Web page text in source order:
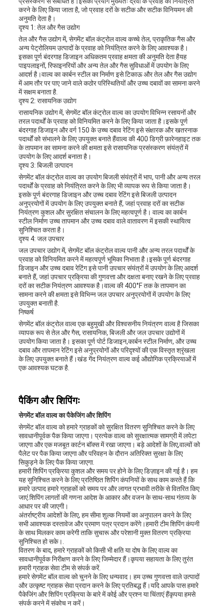
करने के लिए किया जाता है, जो प्रवाह दरों के सटीक और सटीक विनियमन की
अनुमति देता है।
दृश्य 1: तेल और गैस उद्योग
तेल और गैस उद्योग में, सेगमेंट बॉल कंट्रोल वाल्व कच्चे तेल, प्राकृतिक गैस और
अन्य पेट्रोलियम उत्पादों के प्रवाह को नियंत्रित करने के लिए आवश्यक है।
इसका पूर्ण बंदरगाह डिजाइन अधिकतम प्रवाह क्षमता की अनुमति देता हैयह
पाइपलाइनों, रिफाइनरियों और अन्य तेल और गैस सुविधाओं में उपयोग के लिए
आदर्श है।वाल्व का कार्बन स्टील का निर्माण इसे टिकाऊ और तेल और गैस उद्योग
में आम तौर पर पाए जाने वाले कठोर परिस्थितियों और उच्च दबावों का सामना करने
में सक्षम बनाता है.
दृश्य 2: रासायनिक उद्योग
रासायनिक उद्योग में, सेगमेंट बॉल कंट्रोल वाल्व का उपयोग विभिन्न रसायनों और
तरल पदार्थों के प्रवाह को विनियमित करने के लिए किया जाता है।इसके पूर्ण
बंदरगाह डिजाइन और वर्ग 150 के उच्च दबाव रेटिंग इसे संक्षारक और खतरनाक
पदार्थों को संभालने के लिए उपयुक्त बनाते हैंवाल्व की 400 डिग्री फ़ारेनहाइट तक
के तापमान का सामना करने की क्षमता इसे रासायनिक प्रसंस्करण संयंत्रों में
उपयोग के लिए आदर्श बनाता है।
दृश्य 3: बिजली उत्पादन
सेगमेंट बॉल कंट्रोल वाल्व का उपयोग बिजली संयंत्रों में भाप, पानी और अन्य तरल
पदार्थों के प्रवाह को नियंत्रित करने के लिए भी व्यापक रूप से किया जाता है।
इसके पूर्ण बंदरगाह डिजाइन और उच्च दबाव रेटिंग इसे बिजली उत्पादन
अनुप्रयोगों में उपयोग के लिए उपयुक्त बनाते हैं, जहां प्रवाह दरों का सटीक
नियंत्रण कुशल और सुरक्षित संचालन के लिए महत्वपूर्ण है। वाल्व का कार्बन
स्टील निर्माण उच्च तापमान और उच्च दबाव वाले वातावरण में इसकी स्थायित्व
सुनिश्चित करता है।
दृश्य 4: जल उपचार
जल उपचार उद्योग में, सेगमेंट बॉल कंट्रोल वाल्व पानी और अन्य तरल पदार्थों के
प्रवाह को विनियमित करने में महत्वपूर्ण भूमिका निभाता है।इसके पूर्ण बंदरगाह
डिजाइन और उच्च दबाव रेटिंग इसे पानी उपचार संयंत्रों में उपयोग के लिए आदर्श
बनाते हैं, जहां उपचार प्रक्रिया की गुणवत्ता और दक्षता बनाए रखने के लिए प्रवाह
दरों का सटीक नियंत्रण आवश्यक है।वाल्व की 400°F तक के तापमान का
सामना करने की क्षमता इसे विभिन्न जल उपचार अनुप्रयोगों में उपयोग के लिए
उपयुक्त बनाती है.
निष्कर्ष
सेगमेंट बॉल कंट्रोल वाल्व एक बहुमुखी और विश्वसनीय नियंत्रण वाल्व है जिसका
व्यापक रूप से तेल और गैस, रासायनिक, बिजली और जल उपचार उद्योगों में
उपयोग किया जाता है। इसका पूर्ण पोर्ट डिजाइन,कार्बन स्टील निर्माण, और उच्च
दबाव और तापमान रेटिंग इसे अनुप्रयोगों और परिदृश्यों की एक विस्तृत श्रृंखला
के लिए उपयुक्त बनाते हैं।खंड गेंद नियंत्रण वाल्व कई औद्योगिक प्रक्रियाओं में
एक आवश्यक घटक है.
पैकिंग और शिपिंगः
सेगमेंट बॉल वाल्व का पैकेजिंग और शिपिंग
सेगमेंट बॉल वाल्व को हमारे ग्राहकों को सुरक्षित वितरण सुनिश्चित करने के लिए
सावधानीपूर्वक पैक किया जाएगा। प्रत्येक वाल्व को सुरक्षात्मक सामग्री में लपेटा
जाएगा और एक मजबूत कार्टन बॉक्स में रखा जाएगा। बड़े आदेशों के लिए,वाल्वों को
पैलेट पर पैक किया जाएगा और परिवहन के दौरान अतिरिक्त सुरक्षा के लिए
सिकुड़ने के लिए पैक किया जाएगा.
हमारी शिपिंग प्रक्रिया कुशल और समय पर होने के लिए डिज़ाइन की गई है। हम
यह सुनिश्चित करने के लिए प्रतिष्ठित शिपिंग कंपनियों के साथ काम करते हैं कि
हमारे उत्पाद हमारे ग्राहकों को समय पर और लागत प्रभावी तरीके से वितरित किए
जाएं.शिपिंग लागतों की गणना आदेश के आकार और वजन के साथ-साथ गंतव्य के
आधार पर की जाएगी।
अंतर्राष्ट्रीय आदेशों के लिए, हम सीमा शुल्क नियमों का अनुपालन करने के लिए
सभी आवश्यक दस्तावेज और प्रमाण पत्र प्रदान करेंगे।हमारी टीम शिपिंग कंपनी
के साथ मिलकर काम करेगी ताकि सुचारू और परेशानी मुक्त वितरण प्रक्रिया
सुनिश्चित हो सके।.
वितरण के बाद, हमारे ग्राहकों को किसी भी क्षति या दोष के लिए वाल्व का
सावधानीपूर्वक निरीक्षण करने के लिए जिम्मेदार हैं।कृपया सहायता के लिए तुरंत
हमारी ग्राहक सेवा टीम से संपर्क करें.
हमारे सेगमेंट बॉल वाल्व को चुनने के लिए धन्यवाद। हम उच्च गुणवत्ता वाले उत्पादों
और उत्कृष्ट ग्राहक सेवा प्रदान करने के लिए प्रतिबद्ध हैं।यदि आपके पास हमारे
पैकेजिंग और शिपिंग प्रक्रिया के बारे में कोई और प्रश्न या चिंताएं हैंकृपया हमसे
संपर्क करने में संकोच न करें।